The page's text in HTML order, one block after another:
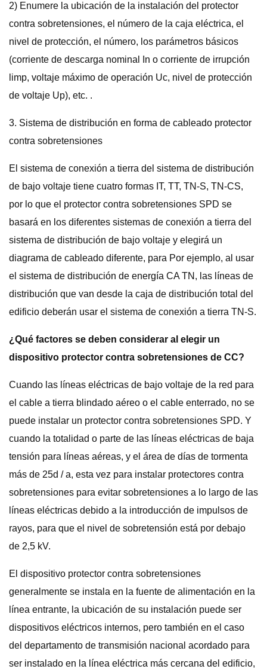
2) Enumere la ubicación de la instalación del protector
contra sobretensiones, el número de la caja eléctrica, el
nivel de protección, el número, los parámetros básicos
(corriente de descarga nominal In o corriente de irrupción
limp, voltaje máximo de operación Uc, nivel de protección
de voltaje Up), etc. .
3. Sistema de distribución en forma de cableado protector
contra sobretensiones
El sistema de conexión a tierra del sistema de distribución
de bajo voltaje tiene cuatro formas IT, TT, TN-S, TN-CS,
por lo que el protector contra sobretensiones SPD se
basará en los diferentes sistemas de conexión a tierra del
sistema de distribución de bajo voltaje y elegirá un
diagrama de cableado diferente, para Por ejemplo, al usar
el sistema de distribución de energía CA TN, las líneas de
distribución que van desde la caja de distribución total del
edificio deberán usar el sistema de conexión a tierra TN-S.
¿Qué factores se deben considerar al elegir un
dispositivo protector contra sobretensiones de CC?
Cuando las líneas eléctricas de bajo voltaje de la red para
el cable a tierra blindado aéreo o el cable enterrado, no se
puede instalar un protector contra sobretensiones SPD. Y
cuando la totalidad o parte de las líneas eléctricas de baja
tensión para líneas aéreas, y el área de días de tormenta
más de 25d / a, esta vez para instalar protectores contra
sobretensiones para evitar sobretensiones a lo largo de las
líneas eléctricas debido a la introducción de impulsos de
rayos, para que el nivel de sobretensión está por debajo
de 2,5 kV.
El dispositivo protector contra sobretensiones
generalmente se instala en la fuente de alimentación en la
línea entrante, la ubicación de su instalación puede ser
dispositivos eléctricos internos, pero también en el caso
del departamento de transmisión nacional acordado para
ser instalado en la línea eléctrica más cercana del edificio,